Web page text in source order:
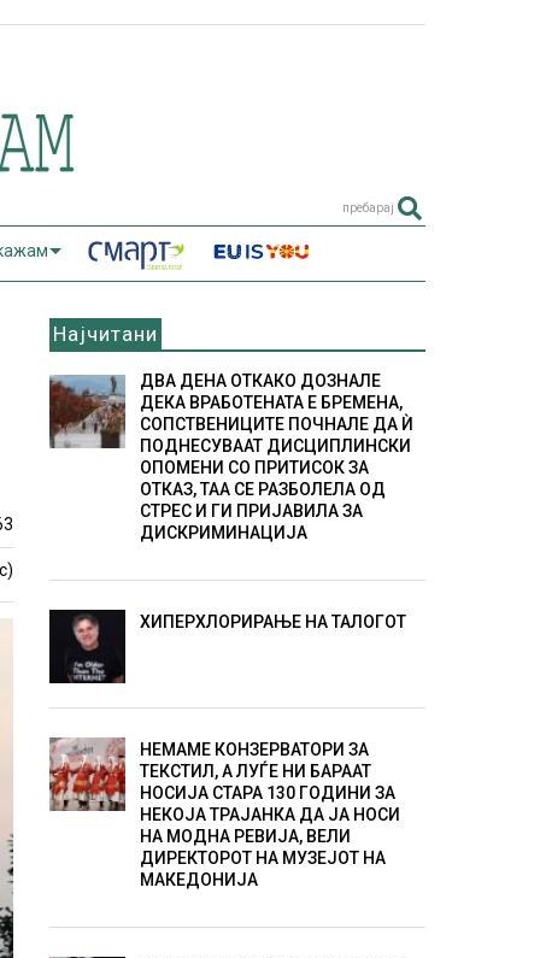
пребарај
Најчитани
ДВА ДЕНА ОТКАКО ДОЗНАЛЕ
ДЕКА ВРАБОТЕНАТА Е БРЕМЕНА,
СОПСТВЕНИЦИТЕ ПОЧНАЛЕ ДА Ѝ
ПОДНЕСУВААТ ДИСЦИПЛИНСКИ
ОПОМЕНИ СО ПРИТИСОК ЗА
ОТКАЗ, ТАА СЕ РАЗБОЛЕЛА ОД
СТРЕС И ГИ ПРИЈАВИЛА ЗА
ДИСКРИМИНАЦИЈА
ХИПЕРХЛОРИРАЊЕ НА ТАЛОГОТ
НЕМАМЕ КОНЗЕРВАТОРИ ЗА
ТЕКСТИЛ, А ЛУЃЕ НИ БАРААТ
НОСИЈА СТАРА 130 ГОДИНИ ЗА
НЕКОЈА ТРАЈАНКА ДА ЈА НОСИ
НА МОДНА РЕВИЈА, ВЕЛИ
ДИРЕКТОРОТ НА МУЗЕЈОТ НА
МАКЕДОНИЈА